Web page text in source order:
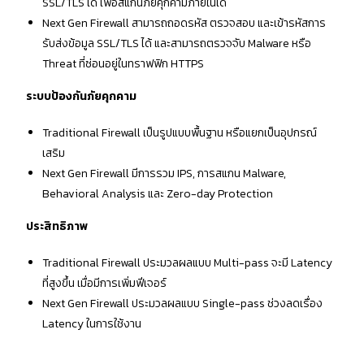
Next Gen Firewall สามารถถอดรหัส ตรวจสอบ และเข้ารหัสการ
รับส่งข้อมูล SSL/TLS ได้ และสามารถตรวจจับ Malware หรือ
Threat ที่ซ่อนอยู่ในทราฟฟิก HTTPS
ระบบป้องกันภัยคุกคาม
Traditional Firewall เป็นรูปแบบพื้นฐาน หรือแยกเป็นอุปกรณ์
เสริม
Next Gen Firewall มีการรวม IPS, การสแกน Malware,
Behavioral Analysis และ Zero-day Protection
ประสิทธิภาพ
Traditional Firewall ประมวลผลแบบ Multi-pass จะมี Latency
ที่สูงขึ้น เมื่อมีการเพิ่มฟีเจอร์
Next Gen Firewall ประมวลผลแบบ Single-pass ช่วงลดเรื่อง
Latency ในการใช้งาน